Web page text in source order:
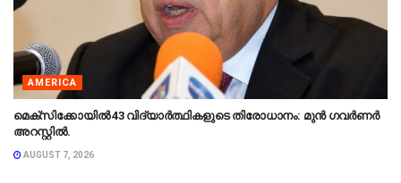
AMERICA
മെക്‌സിക്കോയിൽ 43 വിദ്യാർത്ഥികളുടെ തിരോധാനം: മുൻ ഗവർണർ
അറസ്റ്റിൽ.
AUGUST 7, 2026